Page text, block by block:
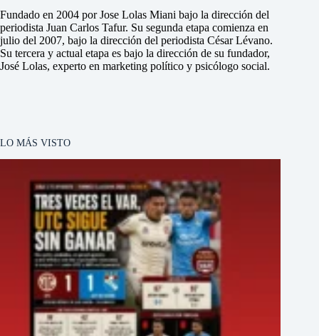
Fundado en 2004 por Jose Lolas Miani bajo la dirección del
periodista Juan Carlos Tafur. Su segunda etapa comienza en
julio del 2007, bajo la dirección del periodista César Lévano.
Su tercera y actual etapa es bajo la dirección de su fundador,
José Lolas, experto en marketing político y psicólogo social.
LO MÁS VISTO